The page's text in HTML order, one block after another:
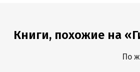
Книги, похожие на
По